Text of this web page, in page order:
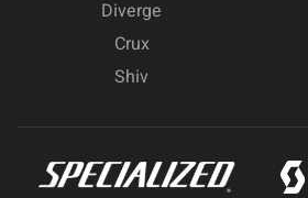
Diverge
Crux
Shiv